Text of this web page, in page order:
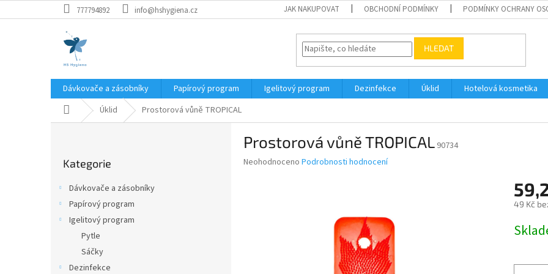
na
777794892 info@hshygiena.cz JAK NAKUPOVAT OBCHODNÍ PODMÍNKY PODMÍNKY OCHRANY
HLEDAT
Dávkovače a zásobníky Papírový program Igelitový program Dezinfekce Úklid Hotelová kosmetika
Domů Úklid Prostorová vůně TROPICAL
kategorie
Kategorie
Dávkovače a zásobníky
Papírový program
Igelitový program
Pytle
Sáčky
Dezinfekce
Prostorová vůně TROPICAL 90734
Průměrné
Neohodnoceno Podrobnosti hodnocení
49 Kč
cena: